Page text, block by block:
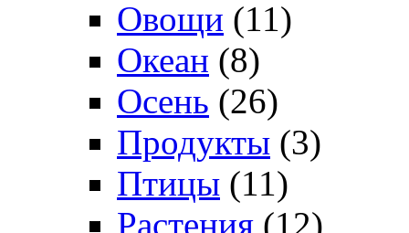
Овощи (11)
Океан (8)
Осень (26)
Продукты (3)
Птицы (11)
Растения (12)